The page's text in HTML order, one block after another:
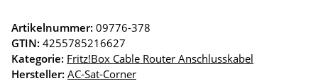
Artikelnummer: 09776-378
GTIN: 4255785216627
Kategorie: Fritz!Box Cable Router Anschlusskabel
Hersteller: AC-Sat-Corner